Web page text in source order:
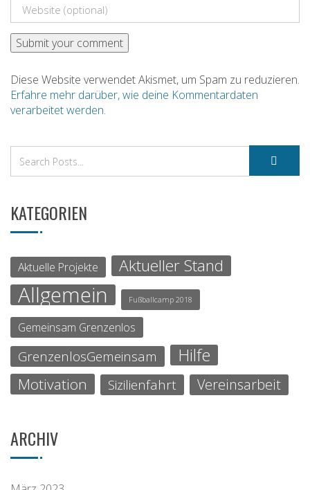
Diese Website verwendet Akismet, um Spam zu reduzieren.
Erfahre mehr darüber, wie deine Kommentardaten
verarbeitet werden.
KATEGORIEN
Aktuelle Projekte Aktueller Stand
Allgemein Fußballcamp 2018
Gemeinsam Grenzenlos
GrenzenlosGemeinsam Hilfe
Motivation Sizilienfahrt Vereinsarbeit
ARCHIV